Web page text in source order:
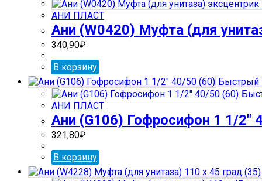
АНИ ПЛАСТ
Ани (W0420) Муфта (для
340,90₽
В корзину
Быстрый
АНИ ПЛАСТ
Ани (G106) Гофросифон 1 1/2″
321,80₽
В корзину